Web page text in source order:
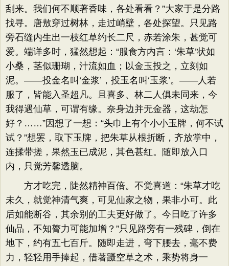
刮来。我们何不顺著香味，各处看看？”大家于是分路
找寻。唐敖穿过树林，走过峭壁，各处探望。只见路
旁石缝内生出一枝红草约长二尺，赤若涂朱，甚觉可
爱。端详多时，猛然想起：“服食方内言：‘朱草’状如
小桑，茎似珊瑚，汁流如血；以金玉投之，立刻如
泥。——投金名叫‘金浆’，投玉名叫‘玉浆’。——人若
服了，皆能入圣超凡。且喜多、林二人俱未同来，今
我得遇仙草，可谓有缘。奈身边并无金器，这劫怎
好？……”因想了一想：“头巾上有个小小玉牌，何不试
试？”想罢，取下玉牌，把朱草从根折断，齐放掌中，
连揉带搓，果然玉已成泥，其色甚红。随即放入口
内，只觉芳馨透脑。
方才吃完，陡然精神百倍。不觉喜道：“朱草才吃
未久，就觉神清气爽，可见仙家之物，果非小可。此
后如能断谷，其余别的工夫更好做了。今日吃了许多
仙品，不知膂力可能加增？”只见路旁有一残碑，倒在
地下，约有五七百斤。随即走进，弯下腰去，毫不费
力，轻轻用手捧起，借著蹑空草之术，乘势将身一